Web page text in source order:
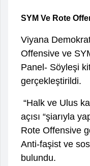
SYM Ve Rote
Viyana
Offensive ve
Panel- Söyleşi
gerçekleştirildi.
“Halk ve Ulus
açısı “şiarıyla
Rote Offensive
Anti-faşist ve
bulundu.